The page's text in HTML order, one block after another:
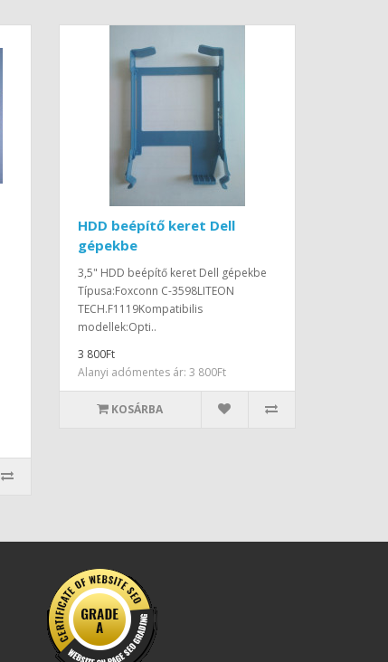
HDD beépítő keret Dell
gépekbe
3,5" HDD beépítő keret Dell gépekbe
Típusa:Foxconn C-3598LITEON
TECH.F1119Kompatibilis
modellek:Opti..
3 800Ft
Alanyi adómentes ár: 3 800Ft
KOSÁRBA